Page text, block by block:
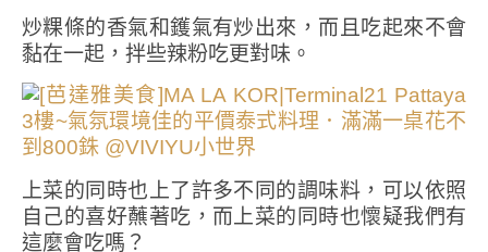
炒粿條的香氣和鑊氣有炒出來，而且吃起來不會
黏在一起，拌些辣粉吃更對味。
上菜的同時也上了許多不同的調味料，可以依照
自己的喜好蘸著吃，而上菜的同時也懷疑我們有
這麼會吃嗎？